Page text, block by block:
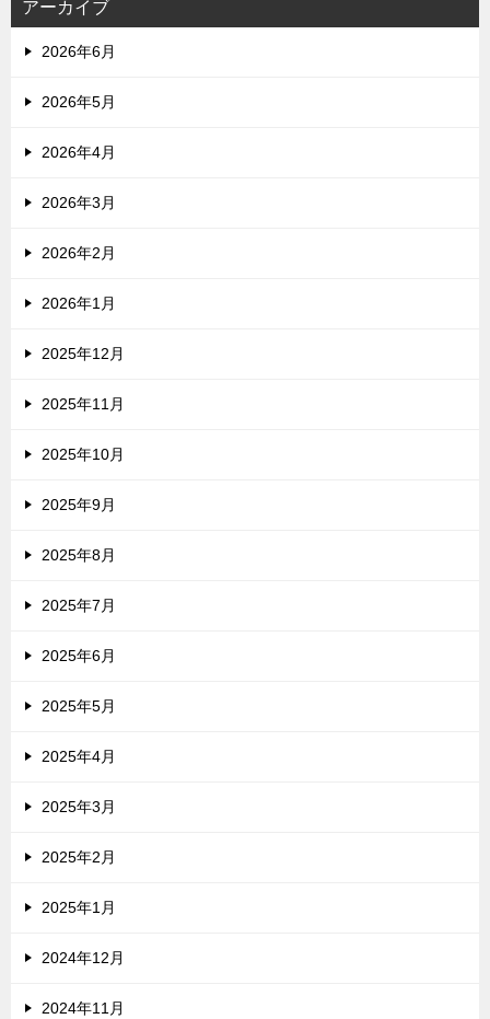
アーカイブ
2026年6月
2026年5月
2026年4月
2026年3月
2026年2月
2026年1月
2025年12月
2025年11月
2025年10月
2025年9月
2025年8月
2025年7月
2025年6月
2025年5月
2025年4月
2025年3月
2025年2月
2025年1月
2024年12月
2024年11月